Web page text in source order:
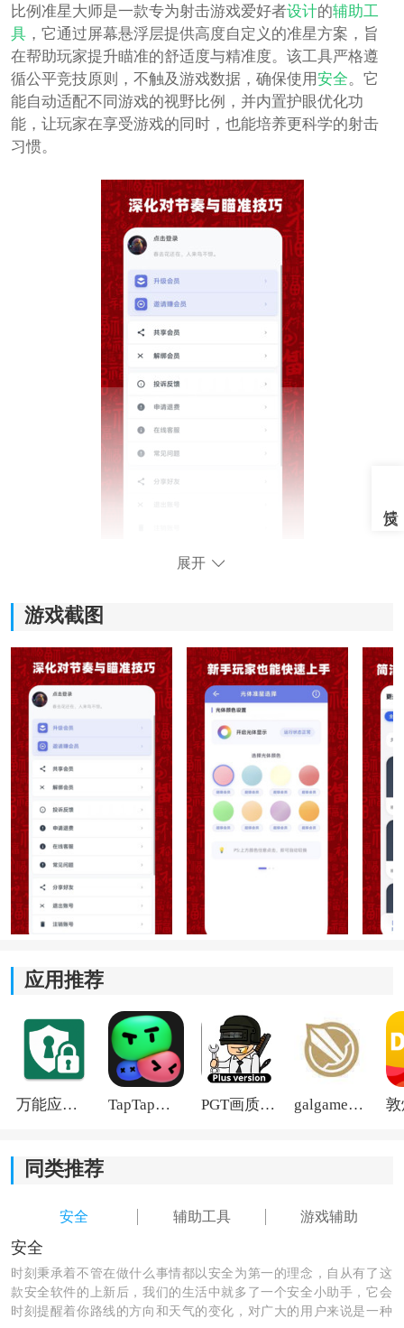
比例准星大师是一款专为射击游戏爱好者设计的辅助工
具，它通过屏幕悬浮层提供高度自定义的准星方案，旨
在帮助玩家提升瞄准的舒适度与精准度。该工具严格遵
循公平竞技原则，不触及游戏数据，确保使用安全。它
能自动适配不同游戏的视野比例，并内置护眼优化功
能，让玩家在享受游戏的同时，也能培养更科学的射击
习惯。
1、全参数自定义：
用户可以对准星的位置、大小、亮度、对比度以及边缘
锐度等所有视觉参数进行精细调整，打造完全符合个人
偏好的瞄准点。
2、实时快捷调节：
在游戏过程中，无需切出游戏界面，通过简单的滑动操
作即可调出快捷菜单，实现对各项参数的实时微调，操
作流畅不打断对战节奏。
3、智能场景适配：
软件提供柔光呼吸等多种显示模式，可根据不同的屏幕
环境、个人使用习惯乃至具体对战场景进行灵活切换与
展开
游戏截图
应用推荐
万能应用隐藏 TapTap国际版2026 PGT画质助手旧版 galgame游戏盒子2026
同类推荐
安全 辅助工具 游戏辅助
安全
时刻秉承着不管在做什么事情都以安全为第一的理念，自从有了这
款安全软件的上新后，我们的生活中就多了一个安全小助手，它会
时刻提醒着你路线的方向和天气的变化，对广大的用户来说是一种